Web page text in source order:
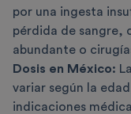
por una ingesta
pérdida de sangre,
abundante o
Dosis en México:
variar según la
indicaciones